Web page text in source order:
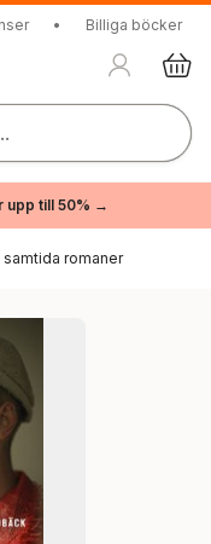
• Billiga böcker
upp till 50% →
romaner